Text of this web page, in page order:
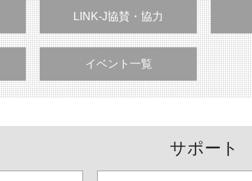
LINK-J協賛・協力
イベント一覧
サポート